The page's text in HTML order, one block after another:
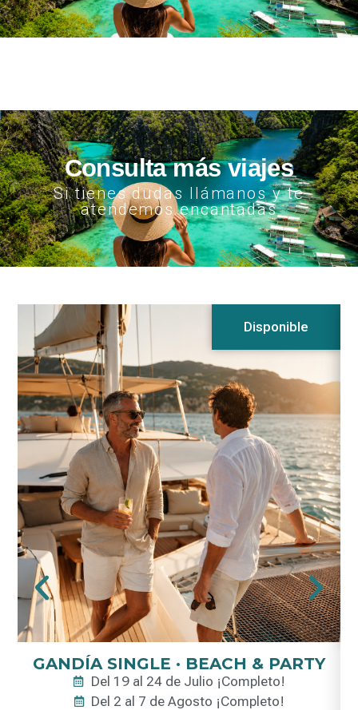
Consulta más viajes
Si tienes dudas llámanos y te
atendemos encantadas
Disponible
GANDÍA SINGLE · BEACH & PARTY
Del 19 al 24 de Julio ¡Completo!
Del 2 al 7 de Agosto ¡Completo!